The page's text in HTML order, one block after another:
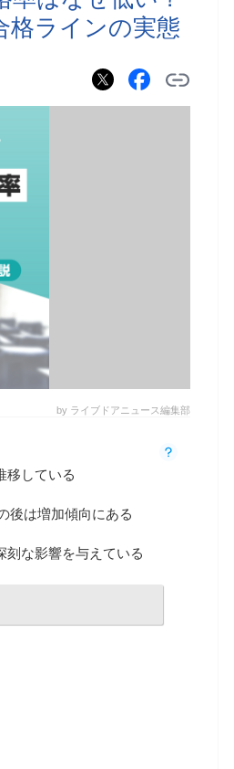
格ラインの実態
by ライブドアニュース編集部
移している
後は増加傾向にある
刻な影響を与えている